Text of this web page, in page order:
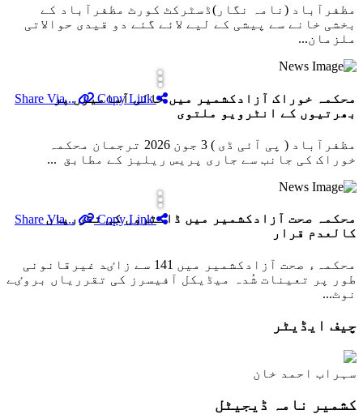
مظفرآباد (نامہ نگار)ڈسٹرکٹ کورٹ مظفرآباد کے
بخشی خانے سے پیشی کے لیے لائے گئے دو قیدی حوالاتی
ملزمان...
Share Via...
Copy Link
محکمہ خوراک آزادکشمیر میں خالی آسامیوں پر
بھرتیوں کے انٹرویو ملتوی
مظفرآباد ( پی آئی ڈی ) 3 جون 2026 ترجمان محکمہ
خوراک کی جانب سے جاری پریس ریلیز کے مطابق ...
Share Via...
Copy Link
محکمہ صحت آزادکشمیر میں ڈاکٹروں کی تقرریاں
کالعدم قرار
محکمہء صحت آزادکشمیر میں 141 سے زاٸد غیرقانونی
طور پر تعینات شُدہ میڈیکل آفیسرز کی تقرریاں بروٸے
نوٹ...
چیف ایڈیٹر
سہراب احمد خان
کشمیر نامہ ڈیجیٹل